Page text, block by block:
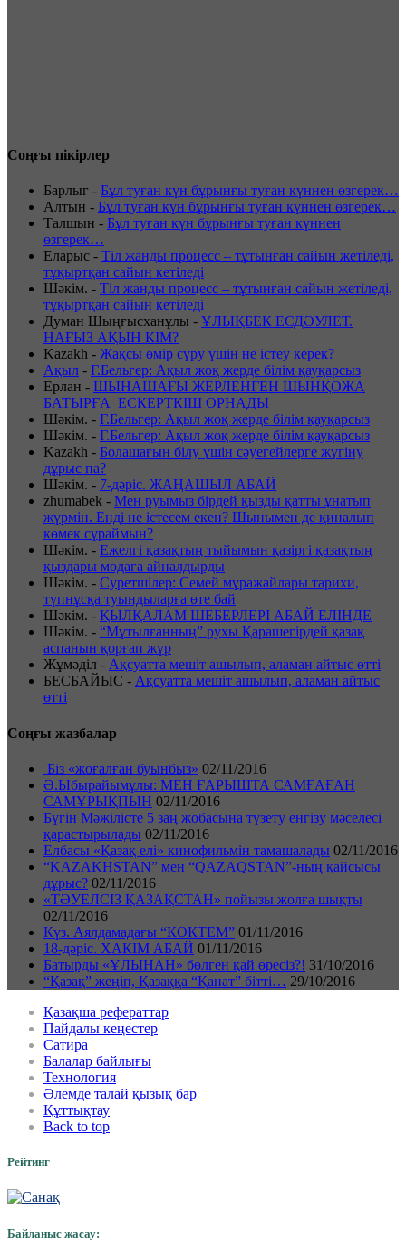
Соңғы пікірлер
Барлыг - Бұл туған күн бұрынғы туған күннен өзгерек…
Алтын - Бұл туған күн бұрынғы туған күннен өзгерек…
Талшын - Бұл туған күн бұрынғы туған күннен
өзгерек…
Еларыс - Тіл жанды процесс – тұтынған сайын жетіледі,
тұқыртқан сайын кетіледі
Шәкім. - Тіл жанды процесс – тұтынған сайын жетіледі,
тұқыртқан сайын кетіледі
Думан Шыңғысханұлы - ҰЛЫҚБЕК ЕСДӘУЛЕТ.
НАҒЫЗ АҚЫН КІМ?
Kazakh - Жақсы өмір сүру үшін не істеу керек?
Ақыл - Г.Бельгер: Ақыл жоқ жерде білім қауқарсыз
Ерлан - ШЫНАШАҒЫ ЖЕРЛЕНГЕН ШЫНҚОЖА
БАТЫРҒА ЕСКЕРТКІШ ОРНАДЫ
Шәкім. - Г.Бельгер: Ақыл жоқ жерде білім қауқарсыз
Шәкім. - Г.Бельгер: Ақыл жоқ жерде білім қауқарсыз
Kazakh - Болашағын білу үшін сәуегейлерге жүгіну
дұрыс па?
Шәкім. - 7-дәріс. ЖАҢАШЫЛ АБАЙ
zhumabek - Мен руымыз бірдей қызды қатты ұнатып
жүрмін. Енді не істесем екен? Шынымен де қиналып
көмек сұраймын?
Шәкім. - Ежелгі қазақтың тыйымын қазіргі қазақтың
қыздары модаға айналдырды
Шәкім. - Суретшілер: Семей мұражайлары тарихи,
түпнұсқа туындыларға өте бай
Шәкім. - ҚЫЛҚАЛАМ ШЕБЕРЛЕРІ АБАЙ ЕЛІНДЕ
Шәкім. - “Мұтылғанның” рухы Қарашегірдей қазақ
аспанын қорғап жүр
Жұмәділ - Ақсуатта мешіт ашылып, аламан айтыс өтті
БЕСБАЙЫС - Ақсуатта мешіт ашылып, аламан айтыс
өтті
Соңғы жазбалар
Біз «жоғалған буынбыз» 02/11/2016
Ә.Ыбырайымұлы: МЕН ҒАРЫШТА САМҒАҒАН
САМҰРЫҚПЫН 02/11/2016
Бүгін Мәжілісте 5 заң жобасына түзету енгізу мәселесі
қарастырылады 02/11/2016
Елбасы «Қазақ елі» кинофильмін тамашалады 02/11/2016
“KAZAKHSTAN” мен “QAZAQSTAN”-ның қайсысы
дұрыс? 02/11/2016
«ТӘУЕЛСІЗ ҚАЗАҚСТАН» пойызы жолға шықты
02/11/2016
Күз. Аялдамадағы “КӨКТЕМ” 01/11/2016
18-дәріс. ХАКІМ АБАЙ 01/11/2016
Батырды «ҰЛЫНАН» бөлген қай өресіз?! 31/10/2016
“Қазақ” жеңіп, Қазаққа “Қанат” бітті… 29/10/2016
Қазақша рефераттар
Пайдалы кеңестер
Сатира
Балалар байлығы
Технология
Әлемде талай қызық бар
Құттықтау
Back to top
Рейтинг
Байланыс жасау: